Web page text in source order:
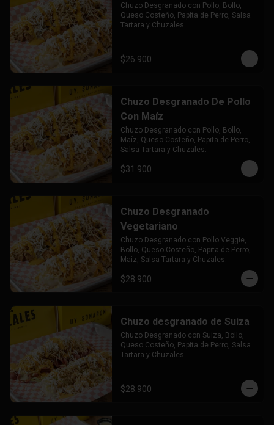
Chuzo Desgranado con Pollo, Bollo,
Queso Costeño, Papita de Perro, Salsa
Tartara y Chuzales.
$26.900
Chuzo Desgranado De Pollo
Con Maíz
Chuzo Desgranado con Pollo, Bollo,
Maíz, Queso Costeño, Papita de Perro,
Salsa Tartara y Chuzales.
$31.900
Chuzo Desgranado
Vegetariano
Chuzo Desgranado con Pollo Veggie,
Bollo, Queso Costeño, Papita de Perro,
Maiz, Salsa Tartara y Chuzales.
$28.900
Chuzo desgranado de Suiza
Chuzo Desgranado con Suiza, Bollo,
Queso Costeño, Papita de Perro, Salsa
Tartara y Chuzales.
$28.900